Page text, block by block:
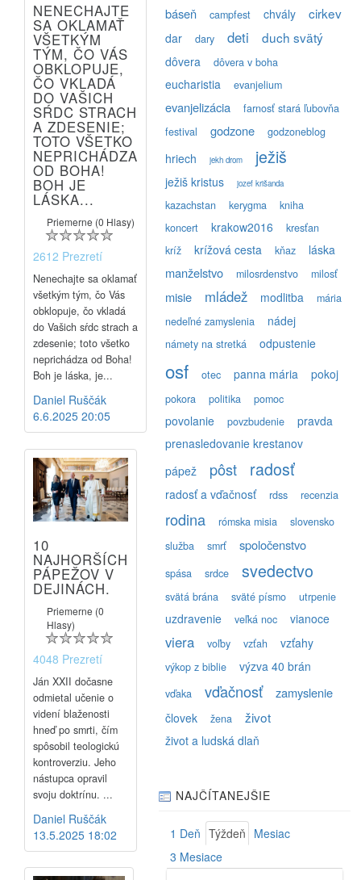
NENECHAJTE
SA OKLAMAŤ
VŠETKÝM
TÝM, ČO VÁS
OBKLOPUJE,
ČO VKLADÁ
DO VAŠICH
SŔDC STRACH
A ZDESENIE;
TOTO VŠETKO
NEPRICHÁDZA
OD BOHA!
BOH JE
LÁSKA...
Priemerne (0 Hlasy)
2612 Prezretí
Nenechajte sa oklamať
všetkým tým, čo Vás
obklopuje, čo vkladá
do Vašich sŕdc strach a
zdesenie; toto všetko
neprichádza od Boha!
Boh je láska, je...
Daniel Ruščák
6.6.2025 20:05
10
NAJHORŠÍCH
PÁPEŽOV V
DEJINÁCH.
Priemerne (0
Hlasy)
4048 Prezretí
Ján XXII dočasne
odmietal učenie o
videní blaženosti
hneď po smrti, čím
spôsobil teologickú
kontroverziu. Jeho
nástupca opravil
svoju doktrínu. ...
Daniel Ruščák
13.5.2025 18:02
báseň campfest chvály cirkev
dar dary deti duch svätý
dôvera dôvera v boha
eucharistia evanjelium
evanjelizácia
farnosť stará ľubovňa
festival
godzone godzoneblog
hriech jekh drom ježiš
ježiš kristus jozef krišanda
kazachstan kerygma
kniha
koncert
krakow2016
kresťan
kríž
krížová cesta kňaz láska
manželstvo milosrdenstvo milosť
misie mládež modlitba
mária
nedeľné zamyslenia
nádej
námety na stretká odpustenie
osf otec panna mária pokoj
pokora politika pomoc
povolanie povzbudenie
pravda
prenasledovanie krestanov
pápež
pôst radosť
radosť a vďačnosť rdss recenzia
rodina rómska misia
slovensko
služba
smrť spoločenstvo
spása srdce svedectvo
svätá brána sväté písmo utrpenie
uzdravenie veľká noc vianoce
viera voľby vzťah vzťahy
výkop z biblie výzva 40 brán
vďaka vďačnosť zamyslenie
človek žena život
život a ludská dlaň
NAJČÍTANEJŠIE
1 Deň Týždeň Mesiac
3 Mesiace